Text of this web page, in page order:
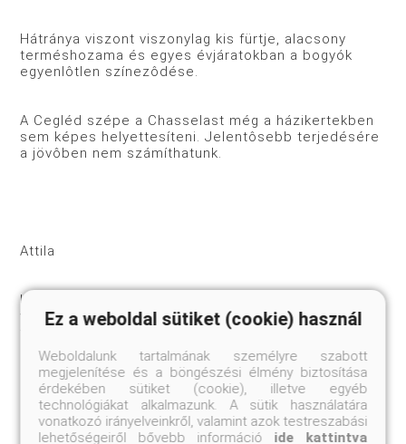
Hátránya viszont viszonylag kis fürtje, alacsony
terméshozama és egyes évjáratokban a bogyók
egyenlôtlen színezôdése.
A Cegléd szépe a Chasselast még a házikertekben
sem képes helyettesíteni. Jelentôsebb terjedésére
a jövôben nem számíthatunk.
Attila
Kocsis Pál állította elô 1917-ben a Rosa menna di
vacca és a Mathiász Jánosné muskotály szülôpárok
felhasználásával. 1963 óta tartozik az államilag
minôsített szôlôfajták közé. Csak Magyarországon
ismerik. A házikertek egyik kedvelt fajtája.
Erôsen hólyagos, szabályosan tagolt levelének
csúcs- és oldalkaréjai határozottak, hegyesedôk. A
Ez a weboldal sütiket (cookie) használ
Weboldalunk tartalmának személyre szabott
megjelenítése és a böngészési élmény biztosítása
érdekében sütiket (cookie), illetve egyéb
technológiákat alkalmazunk. A sütik használatára
vonatkozó irányelveinkről, valamint azok testreszabási
lehetőségeiről bővebb információ ide kattintva